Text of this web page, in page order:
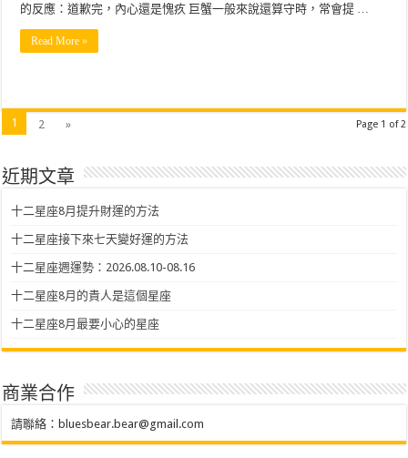
的反應：道歉完，內心還是愧疚 巨蟹一般來說還算守時，常會提 …
Read More »
Page 1 of 2
1 2 »
近期文章
十二星座8月提升財運的方法
十二星座接下來七天變好運的方法
十二星座週運勢：2026.08.10-08.16
十二星座8月的貴人是這個星座
十二星座8月最要小心的星座
商業合作
請聯絡： bluesbear.bear@gmail.com